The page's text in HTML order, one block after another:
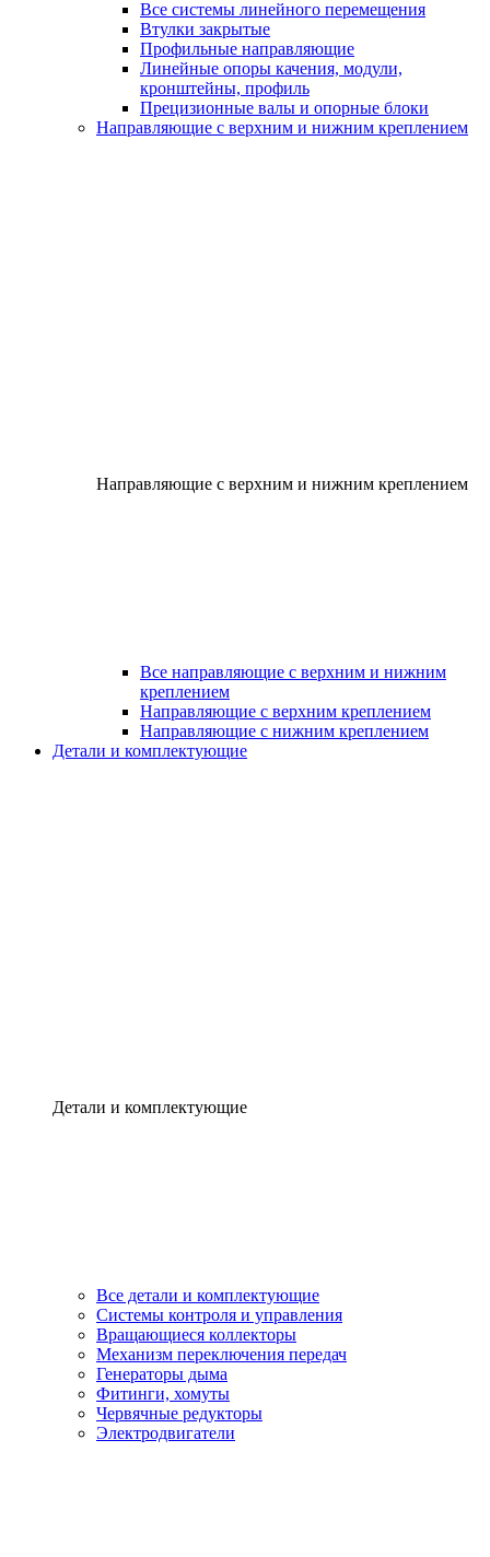
Все системы линейного перемещения
Втулки закрытые
Профильные направляющие
Линейные опоры качения, модули,
кронштейны, профиль
Прецизионные валы и опорные блоки
Направляющие с верхним и нижним креплением
Направляющие с верхним и нижним креплением
Все направляющие с верхним и нижним
креплением
Направляющие с верхним креплением
Направляющие с нижним креплением
Детали и комплектующие
Детали и комплектующие
Все детали и комплектующие
Системы контроля и управления
Вращающиеся коллекторы
Механизм переключения передач
Генераторы дыма
Фитинги, хомуты
Червячные редукторы
Электродвигатели